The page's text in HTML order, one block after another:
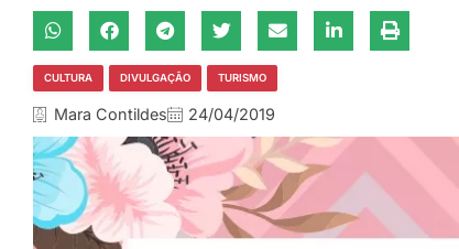
CULTURA DIVULGAÇÃO TURISMO
Mara Contildes 24/04/2019